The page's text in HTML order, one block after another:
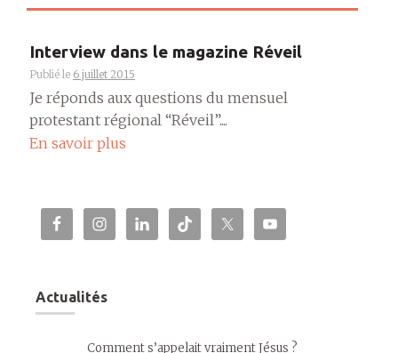
Interview dans le magazine Réveil
Publié le 6 juillet 2015
Je réponds aux questions du mensuel
protestant régional “Réveil”....
En savoir plus
Actualités
Comment s’appelait vraiment Jésus ?